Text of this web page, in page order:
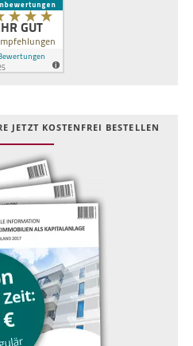
JETZT KOSTEN­FREI BESTELLEN